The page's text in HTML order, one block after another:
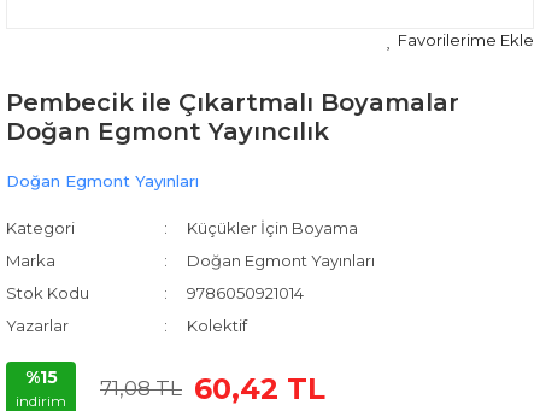
Pembecik ile Çıkartmalı Boyamalar
Doğan Egmont Yayıncılık
Doğan Egmont Yayınları
Kategori
Küçükler İçin Boyama
Marka
Doğan Egmont Yayınları
Stok Kodu
9786050921014
Yazarlar
Kolektif
%15
indirim
71,08 TL 60,42 TL